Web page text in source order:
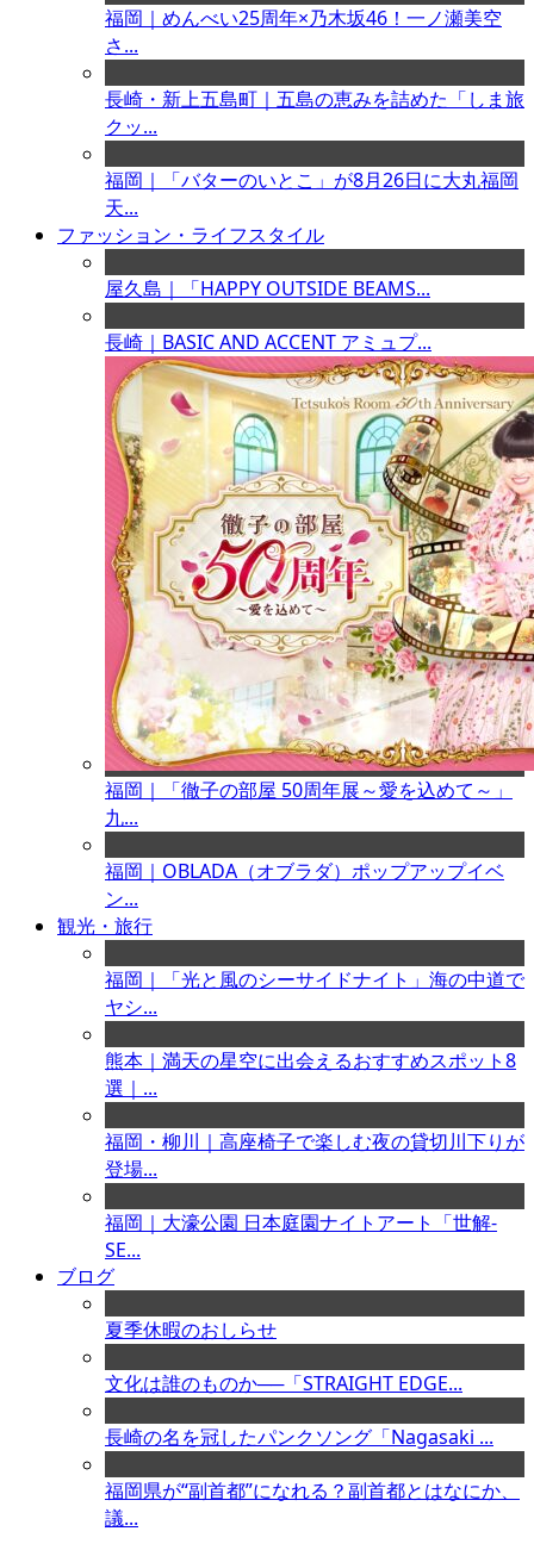
福岡｜めんべい25周年×乃木坂46！一ノ瀬美空
さ...
長崎・新上五島町｜五島の恵みを詰めた「しま旅
クッ...
福岡｜「バターのいとこ」が8月26日に大丸福岡
天...
ファッション・ライフスタイル
屋久島｜「HAPPY OUTSIDE BEAMS...
長崎｜BASIC AND ACCENT アミュプ...
福岡｜「徹子の部屋 50周年展～愛を込めて～」
九...
福岡｜OBLADA（オブラダ）ポップアップイベ
ン...
観光・旅行
福岡｜「光と風のシーサイドナイト」海の中道で
ヤシ...
熊本｜満天の星空に出会えるおすすめスポット8
選｜...
福岡・柳川｜高座椅子で楽しむ夜の貸切川下りが
登場...
福岡｜大濠公園 日本庭園ナイトアート「世解-
SE...
ブログ
夏季休暇のおしらせ
文化は誰のものか──「STRAIGHT EDGE...
長崎の名を冠したパンクソング「Nagasaki ...
福岡県が“副首都”になれる？副首都とはなにか、
議...